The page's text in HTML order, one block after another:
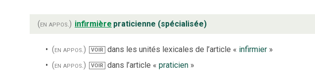
(en appos.) infirmière praticienne (spécialisée)
(en appos.) VOIR dans les unités lexicales de l’article « infirmier»
(en appos.)
VOIR dans l’article « praticien»